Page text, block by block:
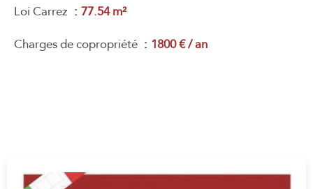
Loi Carrez
77.54 m²
Charges de copropriété
1800 € / an